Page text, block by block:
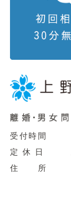
受付時間
定 休 日
住 所